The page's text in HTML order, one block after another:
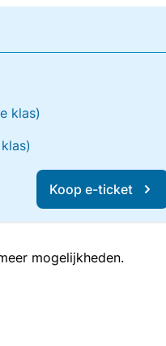
klas)
Koop e-ticket
mogelijkheden.